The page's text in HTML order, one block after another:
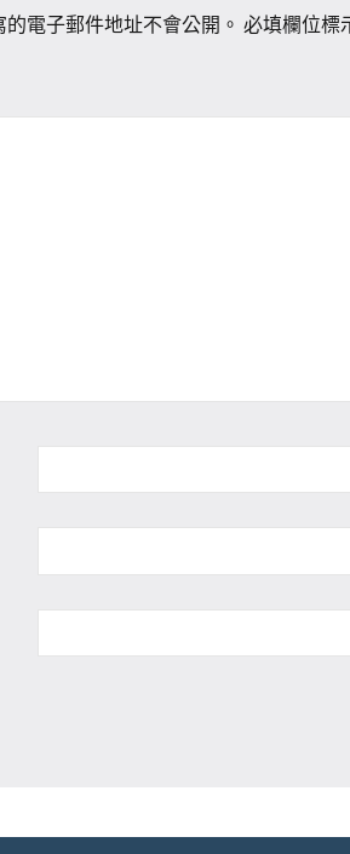
電子郵件地址不會公開。 必填欄位標